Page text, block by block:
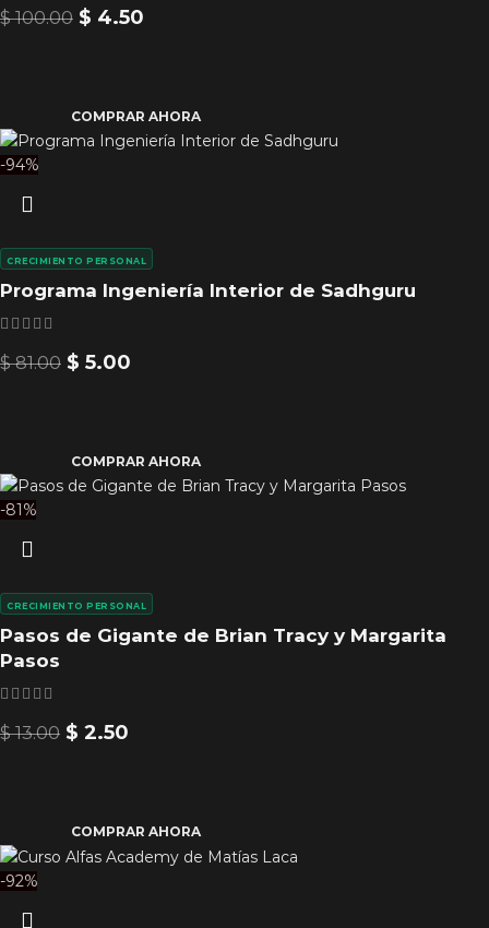
$100.00 $ 4.50
COMPRAR AHORA
-94%
Programa Ingeniería Interior de Sadhguru
CRECIMIENTO PERSONAL
$81.00 $ 5.00
COMPRAR AHORA
-81%
Pasos de Gigante de Brian Tracy y Margarita
Pasos
CRECIMIENTO PERSONAL
$13.00 $ 2.50
COMPRAR AHORA
-92%